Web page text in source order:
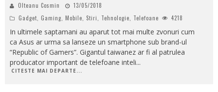
Olteanu Cosmin
13/05/2018
Gadget, Gaming, Mobile, Stiri, Tehnologie, Telefoane 4218
In ultimele saptamani au aparut tot mai multe zvonuri cum
ca Asus ar urma sa lanseze un smartphone sub brand-ul
“Republic of Gamers”. Gigantul taiwanez ar fi al patrulea
producator important de telefoane inteli...
CITESTE MAI DEPARTE...